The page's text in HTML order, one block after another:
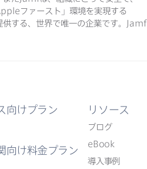
ファースト」環境を​実現する​
する、​世界で​唯一の​企業です。
Jamf
向けプラン
向け料金プラン
リソース
ブログ
eBook
導入事例